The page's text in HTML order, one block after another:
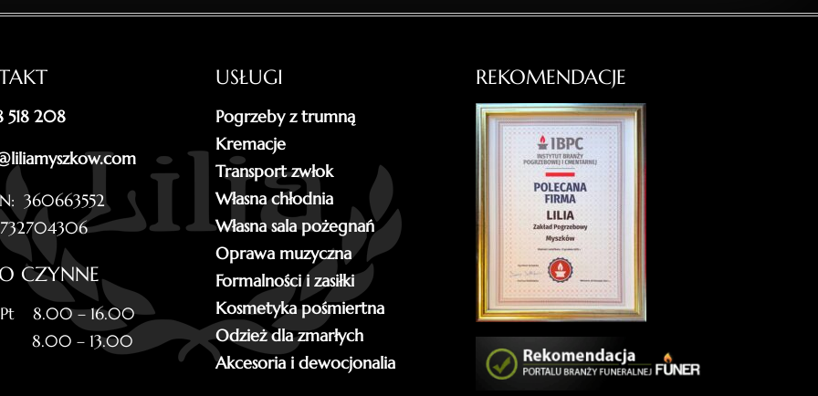
518 208
360663552
CZYNNE
Pt 8.00 – 16.00
8.00 – 13.00
USŁUGI
Pogrzeby z trumną
Kremacje
Transport zwłok
Własna chłodnia
Własna sala pożegnań
Oprawa muzyczna
Formalności i zasiłki
Kosmetyka pośmiertna
Odzież dla zmarłych
Akcesoria i dewocjonalia
REKOMENDACJE